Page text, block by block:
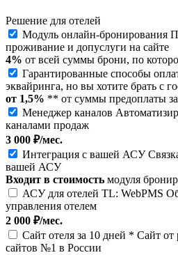
Решение для отелей
Модуль онлайн-бронирования
проживание и допуслуги на сайте
4% от всей суммы брони, по
Гарантированные способы
эквайринга, но вы хотите брать с
от 1,5% ** от суммы предоплаты
Менеджер каналов
каналами продаж
3 000 ₽/мес.
Интеграция с вашей АСУ
вашей АСУ
Входит в стоимость модуля
АСУ для отелей TL: WebPMS
управления отелем
2 000 ₽/мес.
Сайт отеля за 10 дней * Cайт от
сайтов №1 в России